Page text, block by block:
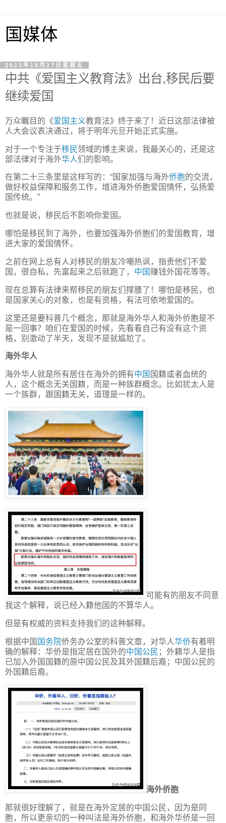
国媒体
2023年10月27日星期五
中共《爱国主义教育法》出台,移民后要
继续爱国
万众瞩目的《爱国主义教育法》终于来了！近日这部法律被
人大会议表决通过，将于明年元旦开始正式实施。
对于一个专注于移民领域的博主来说，我最关心的，还是这
部法律对于海外华人们的影响。
在第二十三条里是这样写的：“国家加强与海外侨胞的交流，
做好权益保障和服务工作，增进海外侨胞爱国情怀，弘扬爱
国传统。”
也就是说，移民后不影响你爱国。
哪怕是移民到了海外，也要加强海外侨胞们的爱国教育，增
进大家的爱国情怀。
之前在网上总有人对移民的朋友冷嘲热讽，指责他们不爱
国，很自私，先富起来之后就跑了， 中国 赚钱外国花等等。
现在总算有法律来帮移民的朋友们撑腰了！哪怕是移民，也
是国家关心的对象，也是有资格，有法可依地爱国的。
这里还是要科普几个概念，那就是海外华人和海外侨胞是不
是一回事？咱们在爱国的时候，先看看自己有没有这个资
格，别激动了半天，发现不是就尴尬了。
海外华人
海外华人就是所有居住在海外的拥有中国 国籍或者血统的
人，这个概念无关国籍，而是一种族群概念。比如犹太人是
一个族群，跟国籍无关，道理是一样的。
可能有的朋友不同意
我这个解释，说已经入籍他国的不算华人。
但是有权威的资料支持我们的这种解释。
根据中国 国务院侨务办公室的科普文章，对华人华侨有着明
确的解释：华侨是指定居在国外的中国公民 ；外籍华人是指
已加入外国国籍的原中国公民及其外国籍后裔；中国公民的
外国籍后裔。
海外侨胞
那就很好理解了，就是在海外定居的中国公民，因为是同
胞，所以更亲切的一种叫法是海外侨胞，和海外华侨是一回